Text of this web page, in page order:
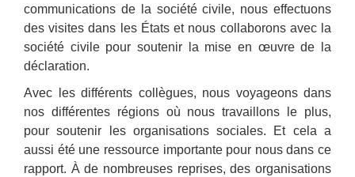
communications de la société civile, nous effectuons
des visites dans les États et nous collaborons avec la
société civile pour soutenir la mise en œuvre de la
déclaration.
Avec les différents collègues, nous voyageons dans
nos différentes régions où nous travaillons le plus,
pour soutenir les organisations sociales. Et cela a
aussi été une ressource importante pour nous dans ce
rapport. À de nombreuses reprises, des organisations